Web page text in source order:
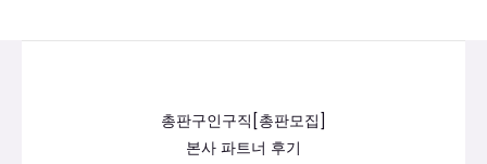
총판구인구직[총판모집]
본사 파트너 후기